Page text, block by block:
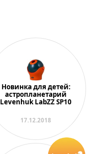
Новинка для детей:
астропланетарий
Levenhuk LabZZ SP10
17.12.2018